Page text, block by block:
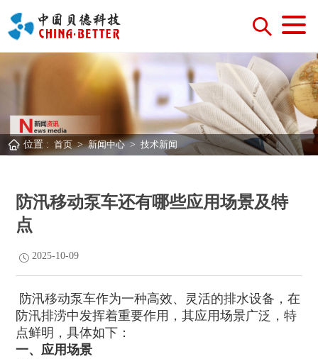
位置 : 首页 > 新闻中心 > 技术新闻
防汛移动泵车还有哪些应用场景及特
点
2025-10-09
防汛移动泵车作为一种高效、灵活的排水设备，在
防汛排涝中发挥着重要作用，其应用场景广泛，特
点鲜明，具体如下：
一、应用场景